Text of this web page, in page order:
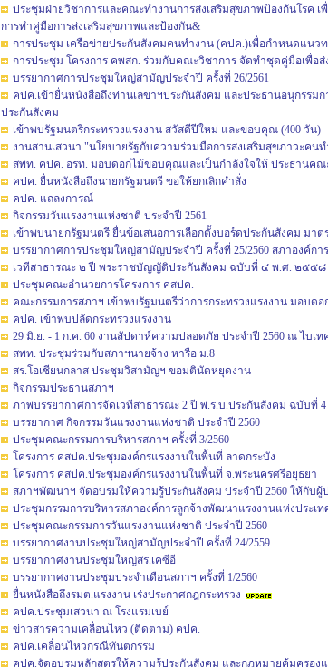
ประชุมฝ่ายวิชาการ​และคณะ​ทำงาน​การส่งเสริม​สุขภาพ​ป้องกัน​โรค​
การทำคู่มือ​การส่งเสริม​สุขภาพ​และป้องกัน&
การประชุม เครือข่ายประกันสังคมคนทำงาน (คปค.)เพื่อกำหนดแนว
การประชุม โครงการ คพสก. ร่วมกับคณะวิชาการ จัดทำชุดคู่มือเพื่อ
บรรยากาศการประชุมใหญ่สามัญประจำปี ครั้งที่ 26/2561
คปค.เข้ายื่นหนังสือถึงท่านเลขาฯประกันสังคม และประธานอนุกรร
ประกันสังคม
เข้าพบรัฐมนตรีกระทรวงแรงงาน สวัสดีปีใหม่ และขอบคุณ (400 วัน)
งานสานเสวนา "นโยบายรัฐกับความร่วมมือการส่งเสริมสุขภาวะคน
สพท. คปค. อรท. มอบดอกไม้ขอบคุณและเป็นกำลังใจให้ ประธานค
คปค. ยื่นหนังสือถึงนายกรัฐมนตรี ขอให้ยกเลิกคำสั่ง
คปค. แถลงการณ์
กิจกรรมวันแรงงานแห่งชาติ ประจำปี 2561
เข้าพบนายกรัฐมนตรี ยื่นข้อเสนอการเลือกตั้งบอร์ดประกันสังคม มาต
บรรยากาศการประชุมใหญ่สามัญประจำปี ครั้งที่ 25/2560 สภาองค์ก
เวทีสาธารณะ ๒ ปี พระราชบัญญัติประกันสังคม ฉบับที่ ๔ พ.ศ. ๒๕๕๘
ประชุมคณะอำนวยการโครงการ คสปค.
คณะกรรมการสภาฯ เข้าพบรัฐมนตรีว่าการกระทรวงแรงงาน มอบด
คปค. เข้าพบปลัดกระทรวงแรงงาน
29 มิ.ย. - 1 ก.ค. 60 งานสัปดาห์ความปลอดภัย ประจำปี 2560 ณ ไบเท
สพท. ประชุมร่วมกับสภาฯนายจ้าง หารือ ม.8
สร.โอเชียนกลาส ประชุมวิสามัญฯ ขอมตินัดหยุดงาน
กิจกรรมประธานสภาฯ
ภาพบรรยากาศการจัดเวทีสาธารณะ 2 ปี พ.ร.บ.ประกันสังคม ฉบับที่ 4
บรรยากาศ กิจกรรมวันแรงงานแห่งชาติ ประจำปี 2560
ประชุมคณะกรรมการบริหารสภาฯ ครั้งที่ 3/2560
โครงการ คสปค.ประชุมองค์กรแรงงานในพื้นที่ ลาดกระบัง
โครงการ คสปค.ประชุมองค์กรแรงงานในพื้นที่ จ.พระนครศรีอยุธยา
สภาฯพัฒนาฯ จัดอบรมให้ความรู้ประกันสังคม ประจำปี 2560 ให้กับผู้
ประชุมกรรมการบริหารสภาองค์การลูกจ้างพัฒนาแรงงานแห่งประเท
ประชุมคณะกรรมการวันแรงงานแห่งชาติ ประจำปี 2560
บรรยากาศงานประชุมใหญ่สามัญประจำปี ครั้งที่ 24/2559
บรรยากาศงานประชุมใหญ่สร.เคซีอี
บรรยากาศงานประชุมประจำเดือนสภาฯ ครั้งที่ 1/2560
ยื่นหนังสือถึงรมต.แรงงาน เร่งประกาศกฎกระทรวง
คปค.ประชุมเสวนา ณ โรงแรมเบย์
ข่าวสารความเคลื่อนไหว (ติดตาม) คปค.
คปค.เคลื่อนไหวกรณีทันตกรรม
คปค.จัดอบรมหลักสูตรให้ความรู้ประกันสังคม และกฎหมายคุ้มครองแ